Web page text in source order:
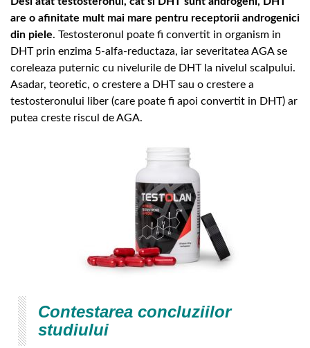
are o afinitate mult mai mare pentru receptorii androgenici
din piele. Testosteronul poate fi convertit in organism in
DHT prin enzima 5-alfa-reductaza, iar severitatea AGA se
coreleaza puternic cu nivelurile de DHT la nivelul scalpului.
Asadar, teoretic, o crestere a DHT sau o crestere a
testosteronului liber (care poate fi apoi convertit in DHT) ar
putea creste riscul de AGA.
Contestarea concluziilor
studiului